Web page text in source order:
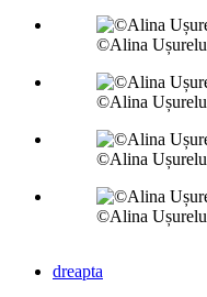
©Alina Ușurelu
©Alina Ușurelu
©Alina Ușurelu
©Alina Ușurelu
dreapta